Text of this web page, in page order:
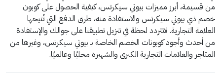
من قسيمة، أبرز مميزات بيوتي سيكرتس، كيفية الحصول على كوبون
خصم ذي بيوتي سيكرتس والاستفادة منه، طرق الدفع التي تُتيحها
العلامة التجارية. لاتتردد لحظة في تنزيل تطبيقنا على جوالك والإستفادة
من أحدث وأجود كوبونات الخصم الخاصة بـ بيوتي سيكرتس، وغيرها من
المتاجر والعلامات التجارية الكبرى والشهيرة محليًا وعالميًا.